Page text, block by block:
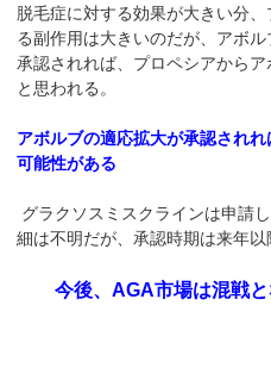
脱毛症に対する効果が大きい分
る副作用は大きいのだが、アボ
承認されれば、プロペシアから
と思われる。
アボルブの適応拡大が承認され
可能性がある
グラクソスミスクラインは申請
細は不明だが、承認時期は来年以
今後、AGA市場は混戦